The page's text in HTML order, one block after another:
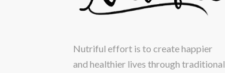
Nutriful effort is to create happier
and healthier lives through traditional